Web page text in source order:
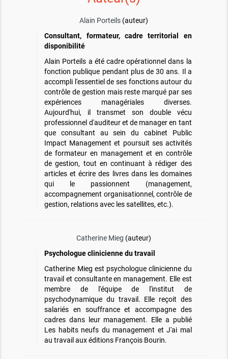
Alain Porteils (auteur)
Consultant, formateur, cadre territorial en
disponibilité
Alain Porteils a été cadre opérationnel dans la
fonction publique pendant plus de 30 ans. Il a
accompli l'essentiel de ses fonctions autour du
contrôle de gestion mais reste marqué par ses
expériences managériales diverses.
Aujourd'hui, il transmet son double vécu
professionnel d'auditeur et de manager en tant
que consultant au sein du cabinet Public
Impact Management et poursuit ses activités
de formateur en management et en contrôle
de gestion, tout en continuant à rédiger des
articles et écrire des livres dans les domaines
qui le passionnent (management,
accompagnement organisationnel, contrôle de
gestion, relations avec les satellites, etc.).
Catherine Mieg (auteur)
Psychologue clinicienne du travail
Catherine Mieg est psychologue clinicienne du
travail et consultante en management. Elle est
membre de l'équipe de l'institut de
psychodynamique du travail. Elle reçoit des
salariés en souffrance et accompagne des
cadres dans leur management. Elle a publié
Les habits neufs du management et J'ai mal
au travail aux éditions François Bourin.